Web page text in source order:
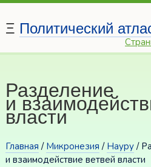
Ξ Политический
Разделение
и
власти
Главная / Микронезия / Науру/
и взаимодействие ветвей власти